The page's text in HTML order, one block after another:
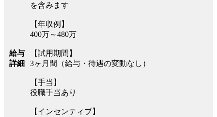
給与
詳細
を含みます
【年収例】
400万～480万
【試用期間】
3ヶ月間（給与・待遇の変動なし）
【手当】
役職手当あり
【インセンティブ】